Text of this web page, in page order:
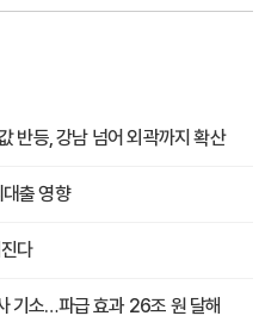
반등, 강남 넘어 외곽까지 확산
출 영향
다
기소…파급 효과 26조 원 달해